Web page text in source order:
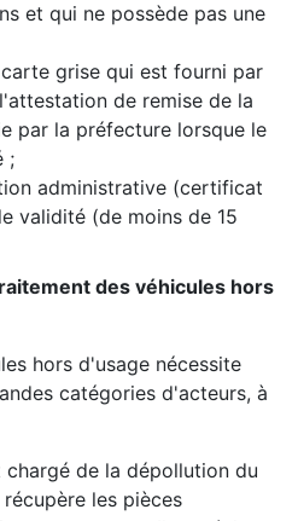
et qui ne possède pas une
grise qui est fourni par
de remise de la
par la préfecture lorsque le
;
administrative (certificat
validité (de moins de 15
des véhicules hors
hors d'usage nécessite
catégories d'acteurs, à
chargé de la dépollution du
les pièces